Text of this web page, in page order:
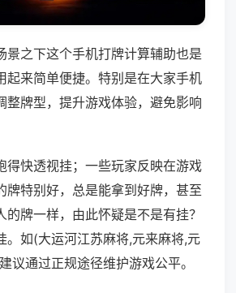
景之下这个手机打牌计算辅助也是
起来简单便捷。特别是在大家手机
整牌型，提升游戏体验，避免影响
得快透视挂；一些玩家反映在游戏
牌特别好，总是能拿到好牌，甚至
的牌一样，由此怀疑是不是有挂？
。如(大运河江苏麻将,元来麻将,元
议通过正规途径维护游戏公平。